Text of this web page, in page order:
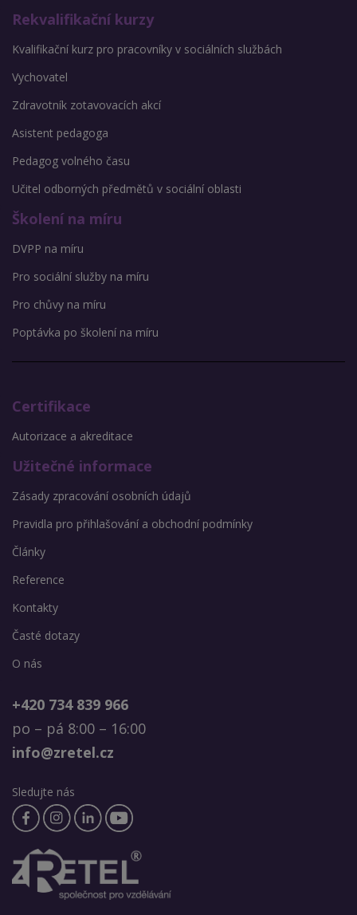
Rekvalifikační kurzy
Kvalifikační kurz pro pracovníky v sociálních službách
Vychovatel
Zdravotník zotavovacích akcí
Asistent pedagoga
Pedagog volného času
Učitel odborných předmětů v sociální oblasti
Školení na míru
DVPP na míru
Pro sociální služby na míru
Pro chůvy na míru
Poptávka po školení na míru
Certifikace
Autorizace a akreditace
Užitečné informace
Zásady zpracování osobních údajů
Pravidla pro přihlašování a obchodní podmínky
Články
Reference
Kontakty
Časté dotazy
O nás
+420 734 839 966
po – pá 8:00 – 16:00
info@zretel.cz
Sledujte nás